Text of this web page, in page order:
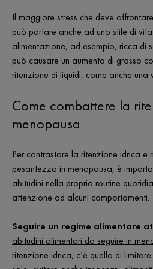
Il maggiore stress che deve
può portare anche ad uno stile di
alimentazione, ad esempio, ricca di
può causare un aumento di grasso
ritenzione di liquidi, come anche
Come combattere la
menopausa
Per contrastare la ritenzione idrica e
pesantezza in menopausa, è
abitudini nella propria routine
attenzione ad alcuni comportamenti.
Seguire un regime alimentare
abitudini alimentari da seguire in
ritenzione idrica, c’è quella di